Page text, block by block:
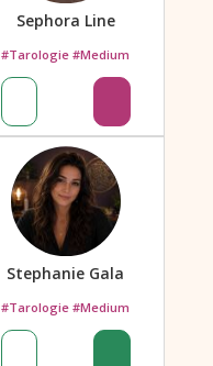
Sephora Line
#Tarologie #Medium
Stephanie Gala
#Tarologie #Medium